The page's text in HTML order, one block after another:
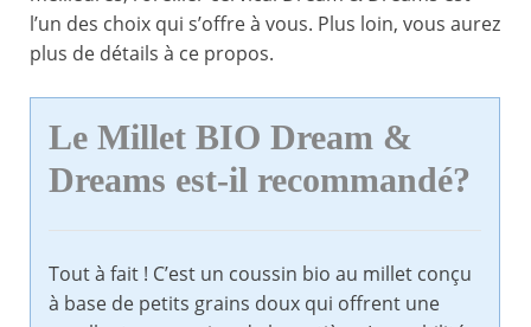
l’un des choix qui s’offre à vous. Plus loin, vous aurez
plus de détails à ce propos.
Le Millet BIO Dream &
Dreams est-il recommandé?
Tout à fait ! C’est un coussin bio au millet conçu
à base de petits grains doux qui offrent une